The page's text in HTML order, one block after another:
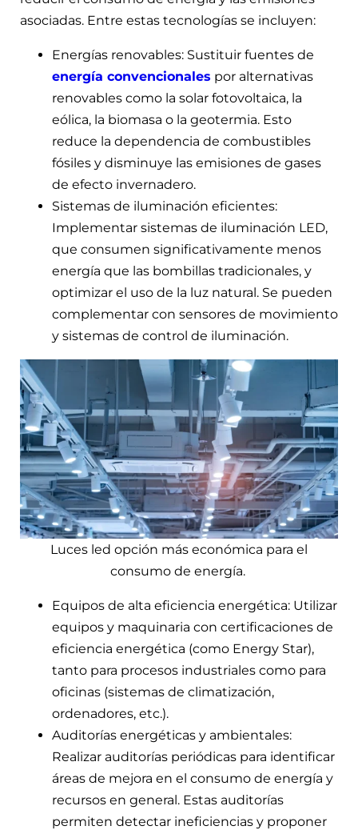
asociadas. Entre estas tecnologías se incluyen:
Energías renovables: Sustituir fuentes de
energía convencionales por alternativas
renovables como la solar fotovoltaica, la
eólica, la biomasa o la geotermia. Esto
reduce la dependencia de combustibles
fósiles y disminuye las emisiones de gases
de efecto invernadero.
Sistemas de iluminación eficientes:
Implementar sistemas de iluminación LED,
que consumen significativamente menos
energía que las bombillas tradicionales, y
optimizar el uso de la luz natural. Se pueden
complementar con sensores de movimiento
y sistemas de control de iluminación.
Luces led opción más económica para el
consumo de energía.
Equipos de alta eficiencia energética: Utilizar
equipos y maquinaria con certificaciones de
eficiencia energética (como Energy Star),
tanto para procesos industriales como para
oficinas (sistemas de climatización,
ordenadores, etc.).
Auditorías energéticas y ambientales:
Realizar auditorías periódicas para identificar
áreas de mejora en el consumo de energía y
recursos en general. Estas auditorías
permiten detectar ineficiencias y proponer